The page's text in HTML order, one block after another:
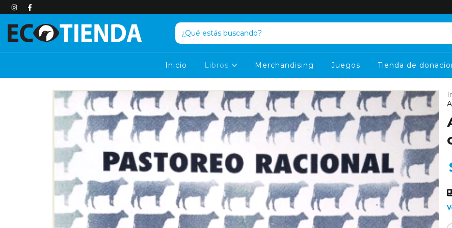
Inicio Libros Merchandising Juegos Tienda de